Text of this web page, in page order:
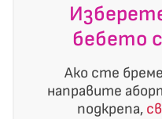
бебето
Ако сте
направите
подкрепа,